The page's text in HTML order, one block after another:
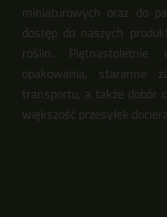
miniaturowych oraz do
dostęp do naszych
roślin. Piętnastoletnie
opakowania, staranne
transportu, a także dobór
większość przesyłek